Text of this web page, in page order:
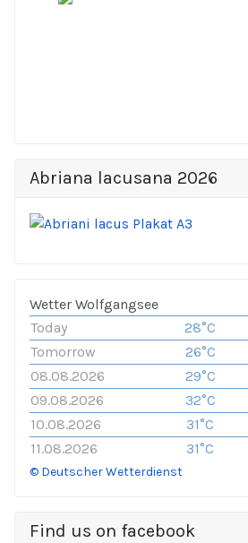
Abriana lacusana 2026
Wetter Wolfgangsee
Today
28°C
Tomorrow
26°C
08.08.2026
29°C
09.08.2026
32°C
10.08.2026
31°C
11.08.2026
31°C
© Deutscher Wetterdienst
Find us on facebook